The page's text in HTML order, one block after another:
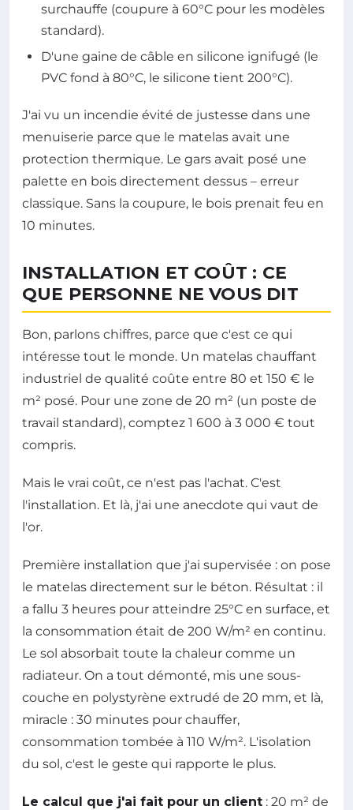
surchauffe (coupure à 60°C pour les modèles
standard).
D'une gaine de câble en silicone ignifugé (le
PVC fond à 80°C, le silicone tient 200°C).
J'ai vu un incendie évité de justesse dans une
menuiserie parce que le matelas avait une
protection thermique. Le gars avait posé une
palette en bois directement dessus – erreur
classique. Sans la coupure, le bois prenait feu en
10 minutes.
INSTALLATION ET COÛT : CE
QUE PERSONNE NE VOUS DIT
Bon, parlons chiffres, parce que c'est ce qui
intéresse tout le monde. Un matelas chauffant
industriel de qualité coûte entre 80 et 150 € le
m² posé. Pour une zone de 20 m² (un poste de
travail standard), comptez 1 600 à 3 000 € tout
compris.
Mais le vrai coût, ce n'est pas l'achat. C'est
l'installation. Et là, j'ai une anecdote qui vaut de
l'or.
Première installation que j'ai supervisée : on pose
le matelas directement sur le béton. Résultat : il
a fallu 3 heures pour atteindre 25°C en surface, et
la consommation était de 200 W/m² en continu.
Le sol absorbait toute la chaleur comme un
radiateur. On a tout démonté, mis une sous-
couche en polystyrène extrudé de 20 mm, et là,
miracle : 30 minutes pour chauffer,
consommation tombée à 110 W/m². L'isolation
du sol, c'est le geste qui rapporte le plus.
Le calcul que j'ai fait pour un client : 20 m² de